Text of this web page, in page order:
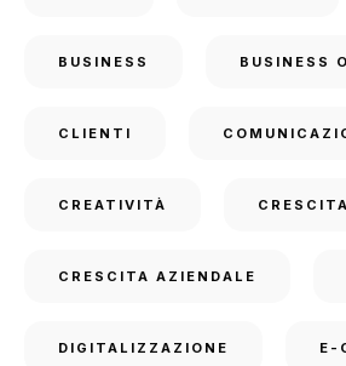
BUSINESS BUSINESS
CLIENTI
CREATIVITÀ CRESCITA
CRESCITA AZIENDALE
DIGITALIZZAZIONE E-